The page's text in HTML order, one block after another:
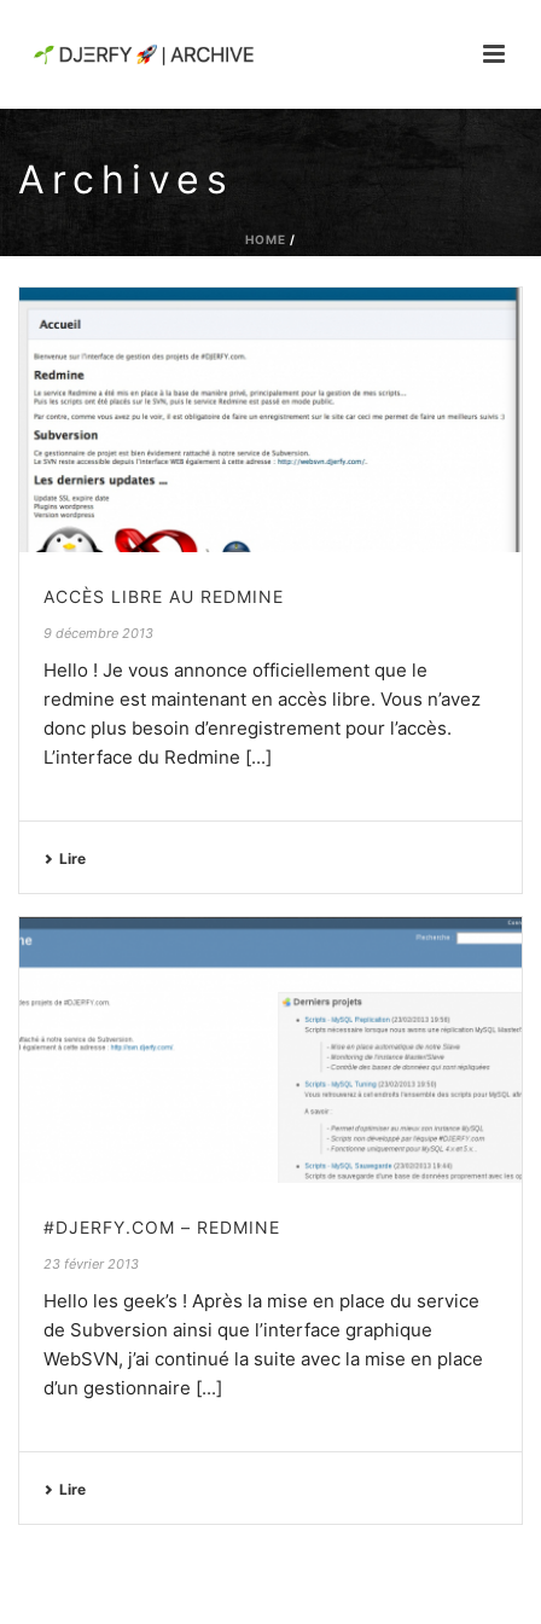
Archives
HOME /
ACCÈS LIBRE AU REDMINE
9 décembre 2013
Hello ! Je vous annonce officiellement que le
redmine est maintenant en accès libre. Vous n’avez
donc plus besoin d’enregistrement pour l’accès.
L’interface du Redmine [...]
Lire
#DJERFY.COM – REDMINE
23 février 2013
Hello les geek’s ! Après la mise en place du service
de Subversion ainsi que l’interface graphique
WebSVN, j’ai continué la suite avec la mise en place
d’un gestionnaire [...]
Lire